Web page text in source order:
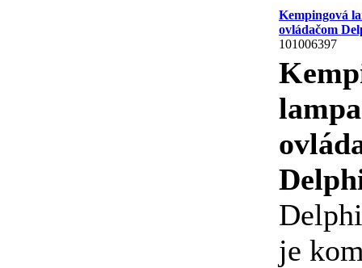
Kempingová
ovládačom
101006397
je